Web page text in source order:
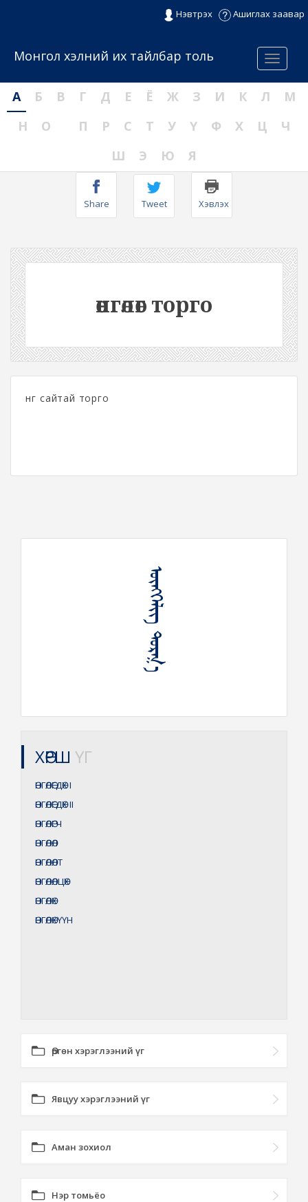
Нэвтрэх Ашиглах заавар
Menu
Монгол хэлний их тайлбар толь
А Б В Г Д Е Ё Ж З И К Л
М
Н
О П Р С Т У Ү Ф Х Ц
Ч
Ш
Э Ю Я
Share Tweet Хэвлэх
өнгөлөг торго
өнгө сайтай торго
ᠥᠩᠭᠡᠯᠢᠭ ᠳᠤᠷᠭ᠎ᠠ
ХӨРШ ҮГ
ӨНГӨЛӨГДӨХI
ӨНГӨЛӨГДӨХII
ӨНГӨЛӨГЧ
ӨНГӨЛӨЛ
ӨНГӨЛӨЛТ
ӨНГӨЛӨЛЦӨХ
ӨНГӨЛӨХ
ӨНГӨЛӨХҮҮН
Өргөн хэрэглээний үг
Явцуу хэрэглээний үг
Аман зохиол
Нэр томьёо